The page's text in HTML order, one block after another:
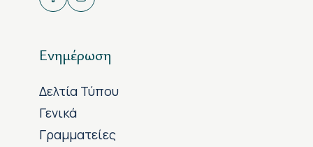
Ενημέρωση
Δελτία Τύπου
Γενικά
Γραμματείες